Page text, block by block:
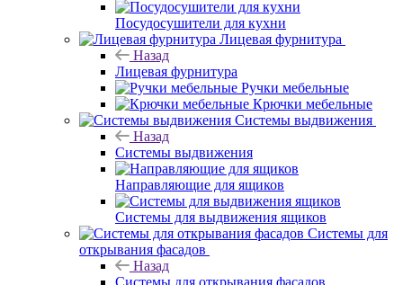
Посудосушители для кухни
Лицевая фурнитура
Назад
Лицевая фурнитура
Ручки мебельные
Крючки мебельные
Системы выдвижения
Назад
Системы выдвижения
Направляющие для ящиков
Системы для выдвижения ящиков
Системы для
открывания фасадов
Назад
Системы для открывания фасадов